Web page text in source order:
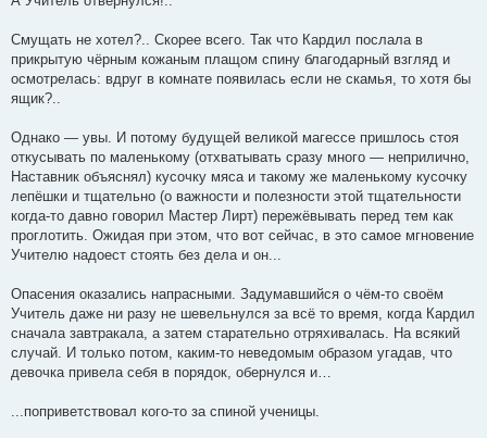
Смущать не хотел?.. Скорее всего. Так что Кардил послала в
прикрытую чёрным кожаным плащом спину благодарный взгляд и
осмотрелась: вдруг в комнате появилась если не скамья, то хотя бы
ящик?..
Однако — увы. И потому будущей великой магессе пришлось стоя
откусывать по маленькому (отхватывать сразу много — неприлично,
Наставник объяснял) кусочку мяса и такому же маленькому кусочку
лепёшки и тщательно (о важности и полезности этой тщательности
когда-то давно говорил Мастер Лирт) пережёвывать перед тем как
проглотить. Ожидая при этом, что вот сейчас, в это самое мгновение
Учителю надоест стоять без дела и он...
Опасения оказались напрасными. Задумавшийся о чём-то своём
Учитель даже ни разу не шевельнулся за всё то время, когда Кардил
сначала завтракала, а затем старательно отряхивалась. На всякий
случай. И только потом, каким-то неведомым образом угадав, что
девочка привела себя в порядок, обернулся и…
...поприветствовал кого-то за спиной ученицы.